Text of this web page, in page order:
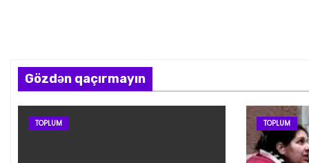
Gözdən qaçırmayın
TOPLUM TOPLUM